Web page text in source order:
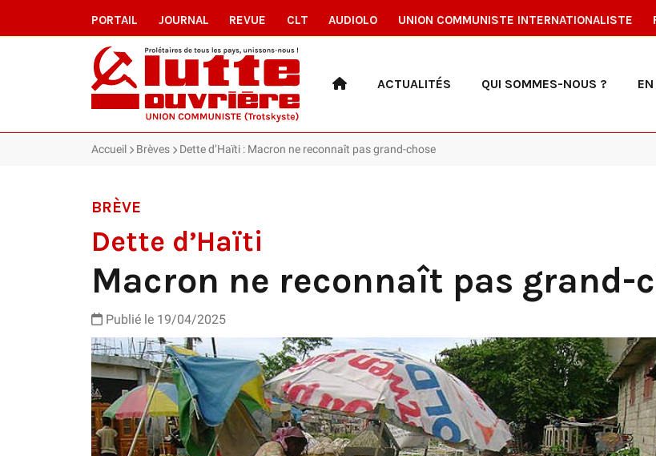
PORTAIL JOURNAL REVUE CLT AUDIOLO UNION COMMUNISTE INTERNATIONALISTE
ACTUALITÉS QUI SOMMES-NOUS ?
Accueil Brèves Dette d’Haïti : Macron ne reconnaît pas grand-chose
BRÈVE
Dette d’Haïti
Macron ne reconnaît pas grand-
Publié le 19/04/2025